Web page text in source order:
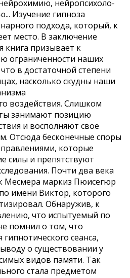
нейропсихоло­
Изучение гипноза
подхода, который, к
место. В заключение
книга при­зывает к
ограниченности наших
в достаточной степени
насколько скудны наши
воздействия. Слишком
занимают позицию
и восполняют свое
Отсюда бесконечные споры
которые
силы и препятствуют
Почти два века
Месмера маркиз Пюисегюр
имени Виктор, которого
Обнаружив, к
что испы­туемый по
помнил о том, что
сеанса,
о существовании у
видов памяти. Так
стала предметом